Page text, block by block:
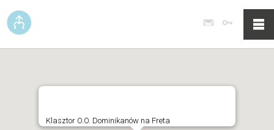
Poczta
Klasztor O.O. Dominikanów na Freta